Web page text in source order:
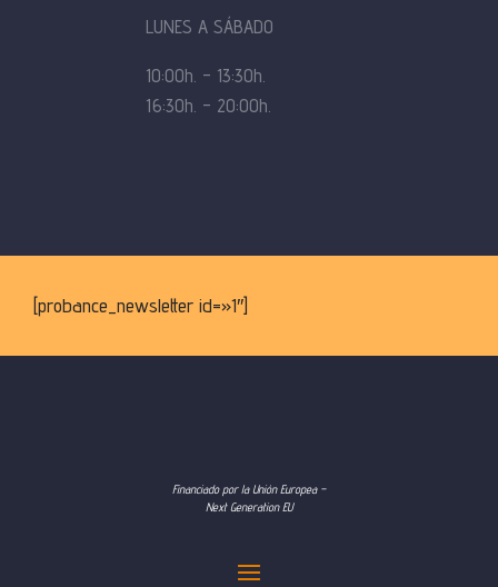
LUNES A SÁBADO
10:00h. – 13:30h.
16:30h. – 20:00h.
[probance_newsletter id=»1″]
Financiado por la Unión Europea –
Next Generation EU